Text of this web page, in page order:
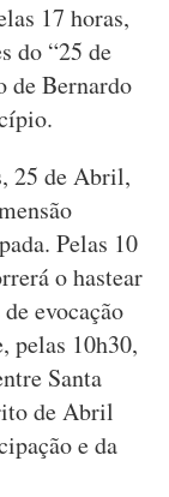
17 horas,
do “25 de
de Bernardo
25 de Abril,
Pelas 10
o hastear
evocação
pelas 10h30,
Santa
de Abril
e da